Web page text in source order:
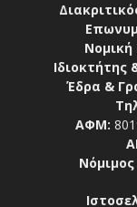
Ιδιοκτήτης
Έδρα &
ΑΦΜ: